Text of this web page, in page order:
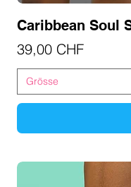
Caribbean Soul
Preis
39,00 CHF